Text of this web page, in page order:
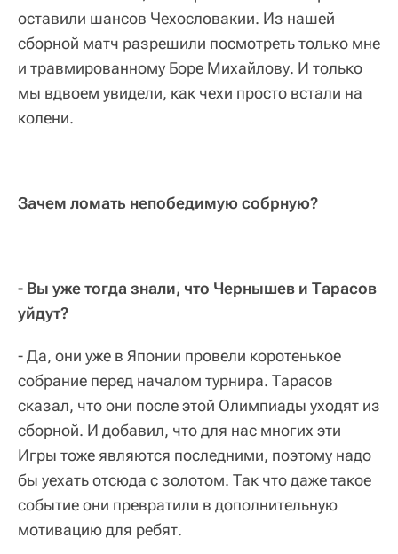
оставили шансов Чехословакии. Из нашей
сборной матч разрешили посмотреть только мне
и травмированному Боре Михайлову. И только
мы вдвоем увидели, как чехи просто встали на
колени.
Зачем ломать непобедимую собрную?
- Вы уже тогда знали, что Чернышев и Тарасов
уйдут?
- Да, они уже в Японии провели коротенькое
собрание перед началом турнира. Тарасов
сказал, что они после этой Олимпиады уходят из
сборной. И добавил, что для нас многих эти
Игры тоже являются последними, поэтому надо
бы уехать отсюда с золотом. Так что даже такое
событие они превратили в дополнительную
мотивацию для ребят.